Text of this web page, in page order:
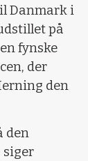
Danmark i
på
fynske
der
den
den
siger